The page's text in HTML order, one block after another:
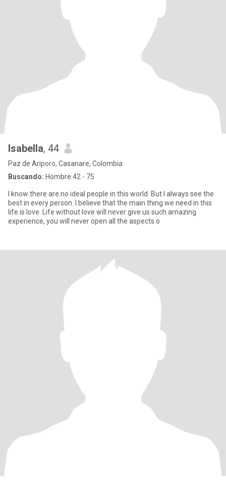
Isabella, 44
Paz de Ariporo, Casanare, Colombia
Buscando: Hombre 42 - 75
I know there are no ideal people in this world. But I always see the
best in every person. I believe that the main thing we need in this
life is love. Life without love will never give us such amazing
experience, you will never open all the aspects o